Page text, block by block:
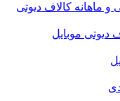
ماهانه کالاف دیوتی
دیوتی موبایل